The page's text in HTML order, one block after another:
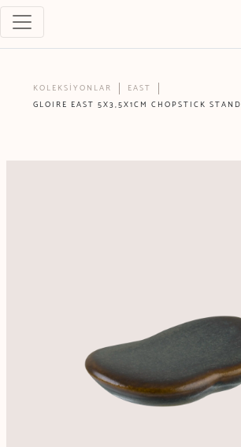
KOLEKSİYONLAR
EAST
GLOIRE EAST 5X3,5X1CM CHOPSTICK STAND